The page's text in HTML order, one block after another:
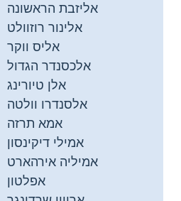
אליזבת הראשונה
אלינור רוזוולט
אליס ווקר
אלכסנדר הגדול
אלן טיורינג
אלסנדרו וולטה
אמא תרזה
אמילי דיקינסון
אמיליה אירהארט
אפלטון